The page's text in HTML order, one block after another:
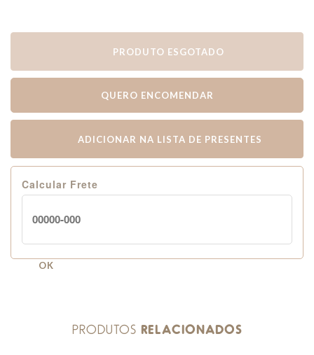
PRODUTO ESGOTADO
QUERO ENCOMENDAR
ADICIONAR NA LISTA DE PRESENTES
Calcular Frete
OK
PRODUTOS RELACIONADOS